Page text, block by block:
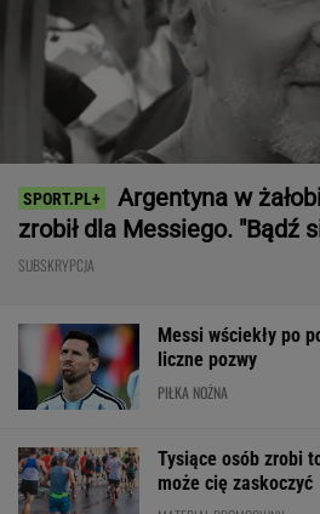
Argentyna w
zrobił dla Messiego. "Bądź
SUBSKRYPCJA
Messi wściekły po
liczne pozwy
PIŁKA NOŻNA
Tysiące osób zrobi
może cię zaskoczyć